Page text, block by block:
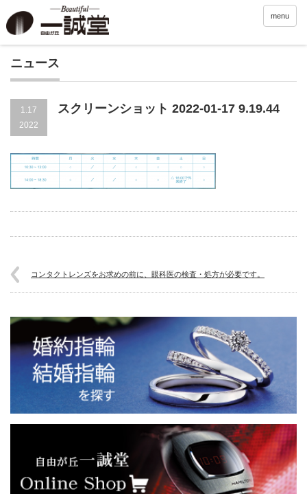
menu
ニュース
1.17
2022
スクリーンショット 2022-01-17 9.19.44
コンタクトレンズをお求めの前に、眼科医の検査・処方が必要です。